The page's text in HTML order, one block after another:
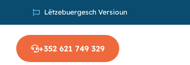
Lëtzebuergesch Versioun
+352 621 749 329